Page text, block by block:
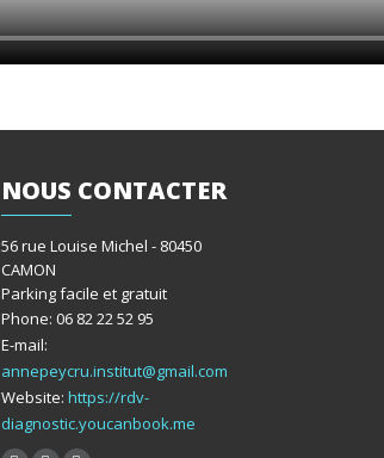
NOUS CONTACTER
56 rue Louise Michel - 80450
CAMON
Parking facile et gratuit
Phone: 06 82 22 52 95
E-mail:
annepeycru.institut@gmail.com
Website: https://rdv-
diagnostic.youcanbook.me